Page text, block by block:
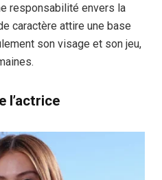
responsabilité envers la
caractère attire une base
son visage et son jeu,
l’actrice